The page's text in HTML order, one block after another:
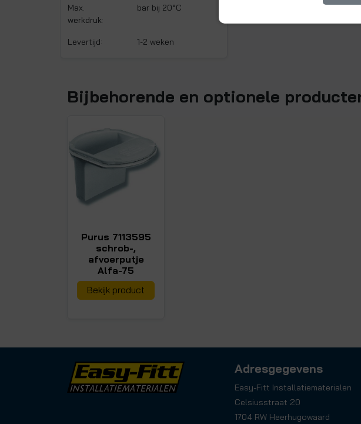
Max.
werkdruk:
bar bij 20°C
Levertijd: 1-2 weken
Bijbehorende en optionele
Purus 7113595
schrob-,
afvoerputje
Alfa-75
Bekijk product
Adresgegevens
Easy-Fitt Installatiematerialen
Celsiusstraat 20
1704 RW Heerhugowaard